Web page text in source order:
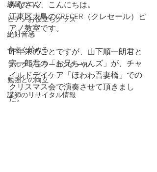
練習のコツ
ピアノお役立ちグッズ
絶対音感
今すぐ始める
ブルグミュラーコンクール
勉強との両立
講師のリサイタル情報
みなさん、こんにちは。
江東区大島のCRECER（クレセール）ピ
アノ教室です。
昨年末のことですが、山下順一朗君と
宗一郎君の「お兄ちゃんズ」が、チャ
イルドデイケア「ほわわ吾妻橋」での
クリスマス会で演奏させて頂きまし
た。